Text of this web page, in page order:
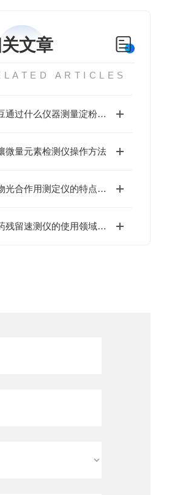
文章
ARTICLES
土豆通过什么仪器测量淀粉含量
微量元素检测仪操作方法
植物光合作用测定仪的特点有哪些？
农药残留速测仪的使用领域及功能